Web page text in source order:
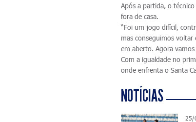
Após a partida, o
fora de casa.
“Foi um jogo difícil,
mas conseguimos
em aberto. Agora
Com a igualdade no
onde enfrenta o Santa
NOTÍCIAS
25/